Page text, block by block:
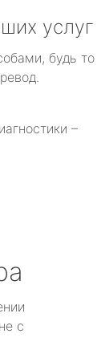
услуг
будь то
–
с